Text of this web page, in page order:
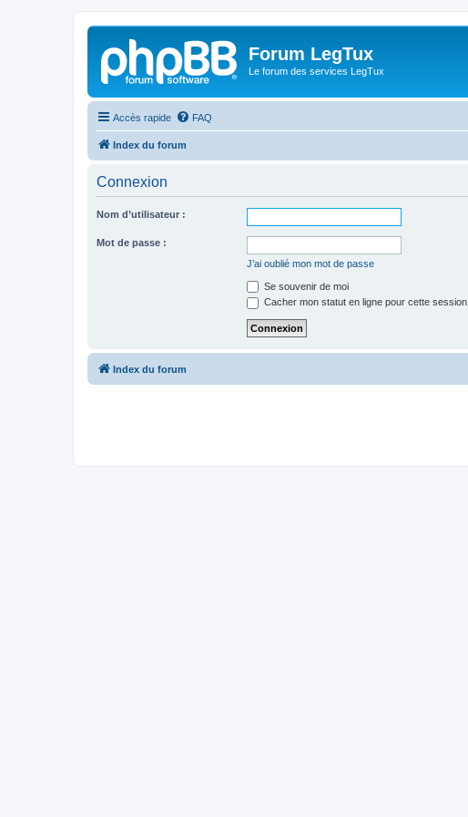
Forum LegTux
Le forum des services LegTux
Accès rapide FAQ
Index du forum
Connexion
Nom d’utilisateur :
Mot de passe :
J’ai oublié mon mot de passe
Se souvenir de moi
Cacher mon statut en ligne pour cette session
Index du forum